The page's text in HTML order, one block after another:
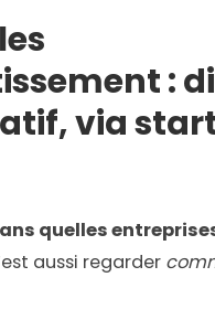
:
via
quelles
aussi regarder